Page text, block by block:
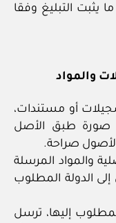
يثبت التبليغ وفقا
والمواد
أو مستندات،
صورة طبق الأصل
صراحة.
والمواد المرسلة
الدولة المطلوب
إليها، ترسل